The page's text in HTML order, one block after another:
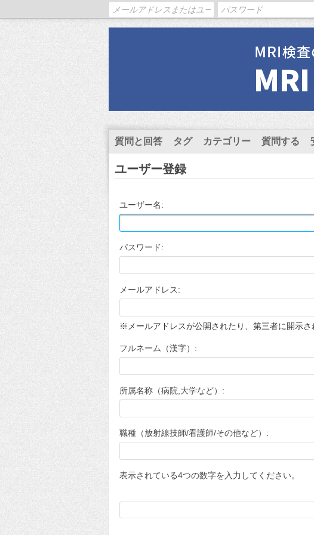
質問と回答 タグ カテゴリー 質問する
ユーザー登録
ユーザー名:
パスワード:
メールアドレス:
※メールアドレスが公開されたり、第三者に開示さ
フルネーム（漢字）:
所属名称（病院,大学など）:
職種（放射線技師/看護師/その他など）:
表示されている4つの数字を入力してください。